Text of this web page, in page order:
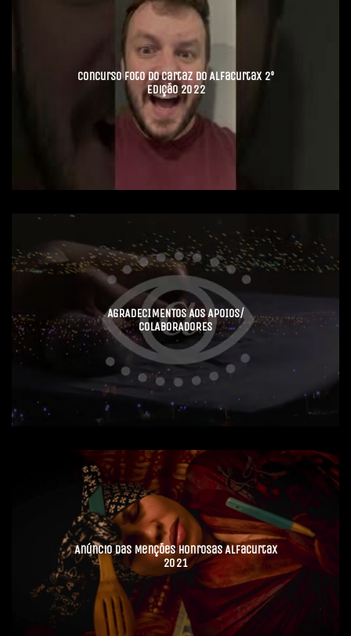
Concurso Foto do Cartaz do AlfaCurtax 2º
Edição 2022
AGRADECIMENTOS AOS APOIOS/
COLABORADORES
Anúncio das Menções Honrosas Alfacurtax
2021